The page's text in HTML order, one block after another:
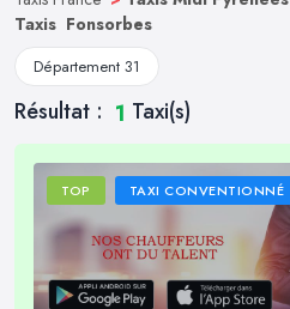
Taxis Fonsorbes
Département 31
Résultat : 1 Taxi(s)
TOP TAXI CONVENTIONNÉ